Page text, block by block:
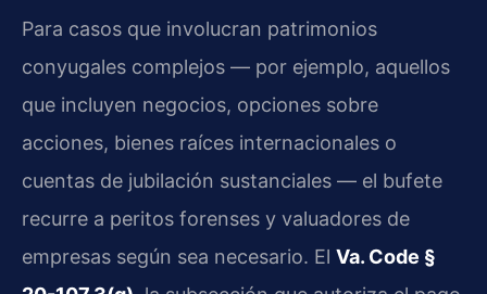
Para casos que involucran patrimonios
conyugales complejos — por ejemplo, aquellos
que incluyen negocios, opciones sobre
acciones, bienes raíces internacionales o
cuentas de jubilación sustanciales — el bufete
recurre a peritos forenses y valuadores de
empresas según sea necesario. El Va. Code §